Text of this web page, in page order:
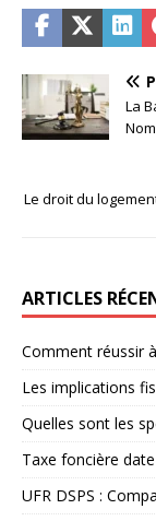
La
Le droit du
ARTICLES
Comment réussir
Les implications
Quelles sont les
Taxe foncière
UFR DSPS :